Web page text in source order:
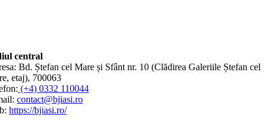
central
Bd. Ștefan cel Mare și Sfânt nr. 10 (Clădirea Galeriile Ștefan cel
etaj), 700063
(+4) 0332 110044
contact@bjiasi.ro
https://bjiasi.ro/